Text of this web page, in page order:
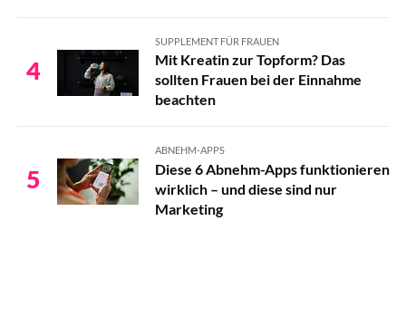
4
SUPPLEMENT FÜR FRAUEN
Mit Kreatin zur Topform? Das
sollten Frauen bei der Einnahme
beachten
5
ABNEHM-APPS
Diese 6 Abnehm-Apps funktionieren
wirklich – und diese sind nur
Marketing